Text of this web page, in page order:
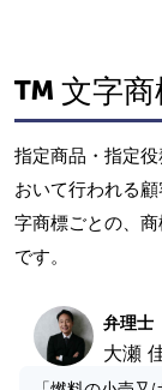
文字商
指定商品・指定
おいて行われる
字商標ごとの、
です。
弁理士
大瀬